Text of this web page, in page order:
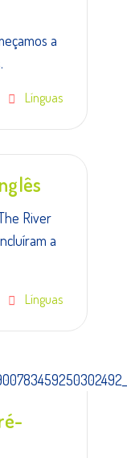
a
Línguas
River
a
Línguas